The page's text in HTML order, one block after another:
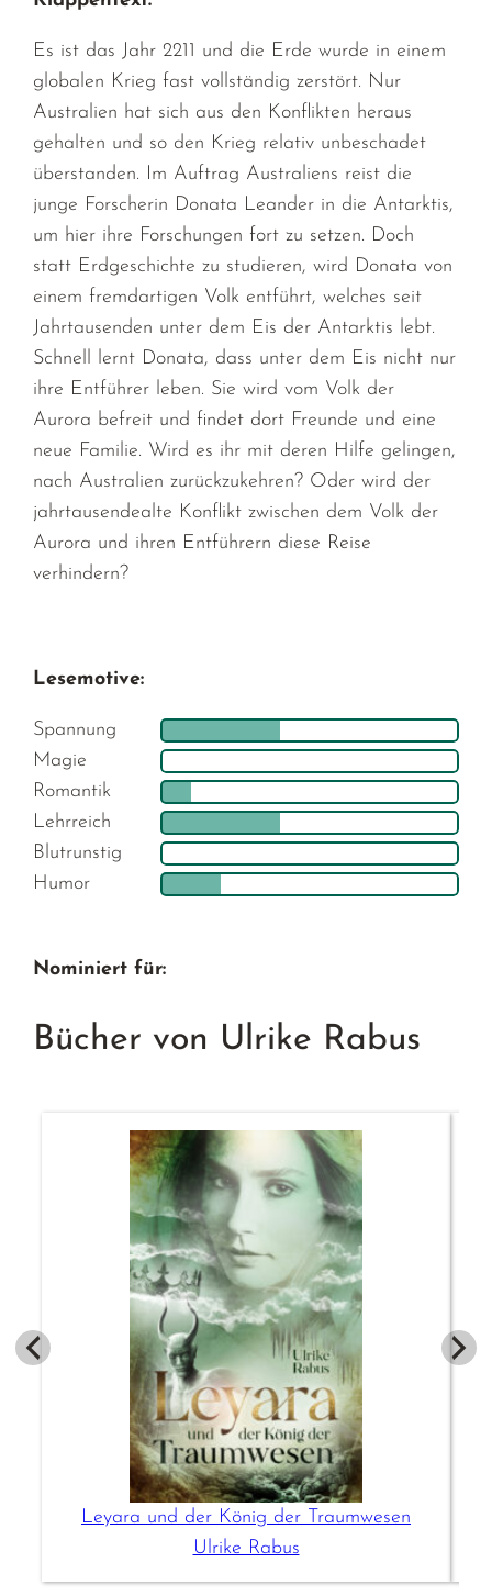
Es ist das Jahr 2211 und die Erde wurde in einem
globalen Krieg fast vollständig zerstört. Nur
Australien hat sich aus den Konflikten heraus
gehalten und so den Krieg relativ unbeschadet
überstanden. Im Auftrag Australiens reist die
junge Forscherin Donata Leander in die Antarktis,
um hier ihre Forschungen fort zu setzen. Doch
statt Erdgeschichte zu studieren, wird Donata von
einem fremdartigen Volk entführt, welches seit
Jahrtausenden unter dem Eis der Antarktis lebt.
Schnell lernt Donata, dass unter dem Eis nicht nur
ihre Entführer leben. Sie wird vom Volk der
Aurora befreit und findet dort Freunde und eine
neue Familie. Wird es ihr mit deren Hilfe gelingen,
nach Australien zurückzukehren? Oder wird der
jahrtausendealte Konflikt zwischen dem Volk der
Aurora und ihren Entführern diese Reise
verhindern?
Lesemotive:
Spannung
Magie
Romantik
Lehrreich
Blutrunstig
Humor
Nominiert für:
Bücher von Ulrike Rabus
Leyara und der König der Traumwesen
Ulrike Rabus